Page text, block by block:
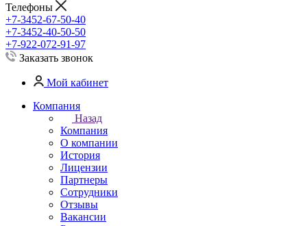
Телефоны
+7-3452-67-50-40
+7-3452-40-50-50
+7-922-072-91-97
Заказать звонок
Мой кабинет
Компания
Назад
Компания
О компании
История
Лицензии
Партнеры
Сотрудники
Отзывы
Вакансии